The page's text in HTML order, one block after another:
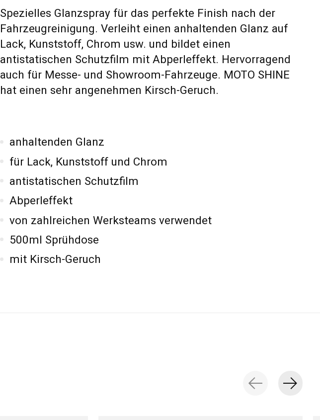
Spezielles Glanzspray für das perfekte Finish nach der
Fahrzeugreinigung. Verleiht einen anhaltenden Glanz auf
Lack, Kunststoff, Chrom usw. und bildet einen
antistatischen Schutzfilm mit Abperleffekt. Hervorragend
auch für Messe- und Showroom-Fahrzeuge. MOTO SHINE
hat einen sehr angenehmen Kirsch-Geruch.
anhaltenden Glanz
für Lack, Kunststoff und Chrom
antistatischen Schutzfilm
Abperleffekt
von zahlreichen Werksteams verwendet
500ml Sprühdose
mit Kirsch-Geruch